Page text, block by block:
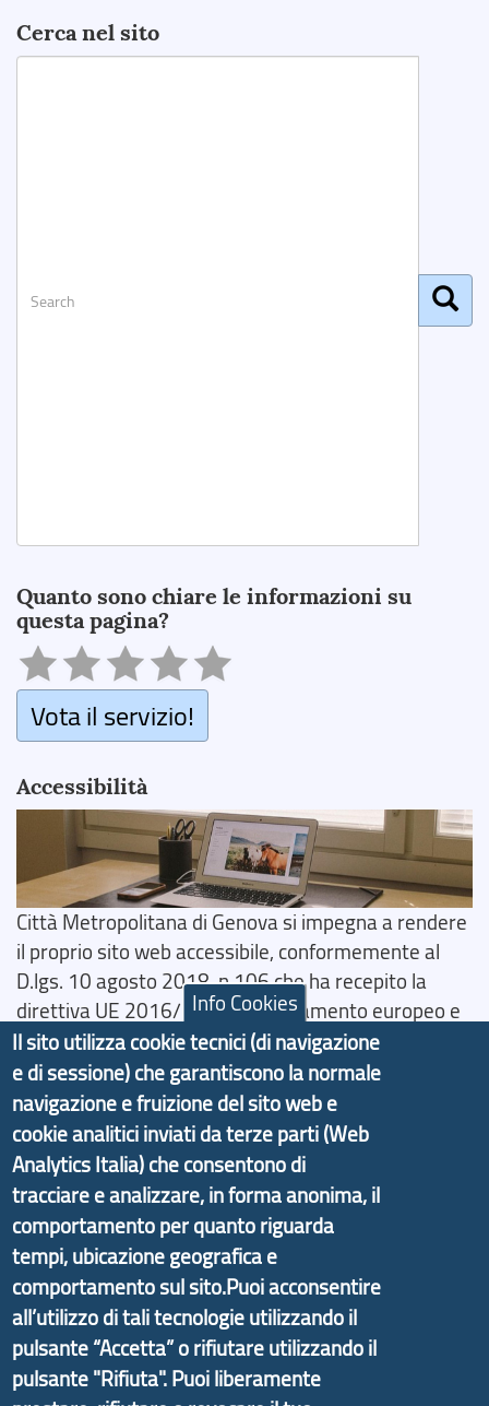
Cerca nel sito
Quanto sono chiare le informazioni su
questa pagina?
Vota il servizio!
Accessibilità
Città Metropolitana di Genova si impegna a rendere
il proprio sito web accessibile, conformemente al
D.lgs. 10 agosto 2018, n.106 che ha recepito la
direttiva UE 2016/2102 del Parlamento europeo e
del Consiglio.
Dichiarazione di Accessibilità
Il progetto Aree Interne
Il portale di marketing territoriale e sviluppo locale
di Genova Città Metropolitana si è sviluppato a
partire dal progetto nazionale Aree Interne
promosso dal Dipartimento per lo Sviluppo
Economico e finalizzato al rilancio socio-economico
Info Cookies
Il sito utilizza cookie tecnici (di navigazione
e di sessione) che garantiscono la normale
navigazione e fruizione del sito web e
cookie analitici inviati da terze parti (Web
Analytics Italia) che consentono di
tracciare e analizzare, in forma anonima, il
comportamento per quanto riguarda
tempi, ubicazione geografica e
comportamento sul sito.Puoi acconsentire
all’utilizzo di tali tecnologie utilizzando il
pulsante “Accetta” o rifiutare utilizzando il
pulsante "Rifiuta". Puoi liberamente